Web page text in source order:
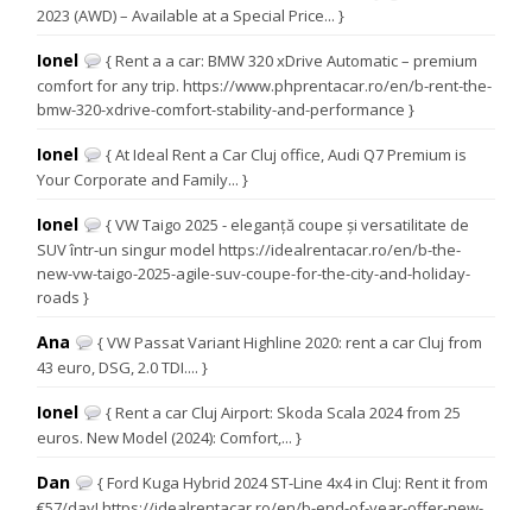
2023 (AWD) – Available at a Special Price... }
Ionel
{ Rent a a car: BMW 320 xDrive Automatic – premium
comfort for any trip. https://www.phprentacar.ro/en/b-rent-the-
bmw-320-xdrive-comfort-stability-and-performance }
Ionel
{ At Ideal Rent a Car Cluj office, Audi Q7 Premium is
Your Corporate and Family... }
Ionel
{ VW Taigo 2025 - eleganță coupe și versatilitate de
SUV într-un singur model https://idealrentacar.ro/en/b-the-
new-vw-taigo-2025-agile-suv-coupe-for-the-city-and-holiday-
roads }
Ana
{ VW Passat Variant Highline 2020: rent a car Cluj from
43 euro, DSG, 2.0 TDI.... }
Ionel
{ Rent a car Cluj Airport: Skoda Scala 2024 from 25
euros. New Model (2024): Comfort,... }
Dan
{ Ford Kuga Hybrid 2024 ST-Line 4x4 in Cluj: Rent it from